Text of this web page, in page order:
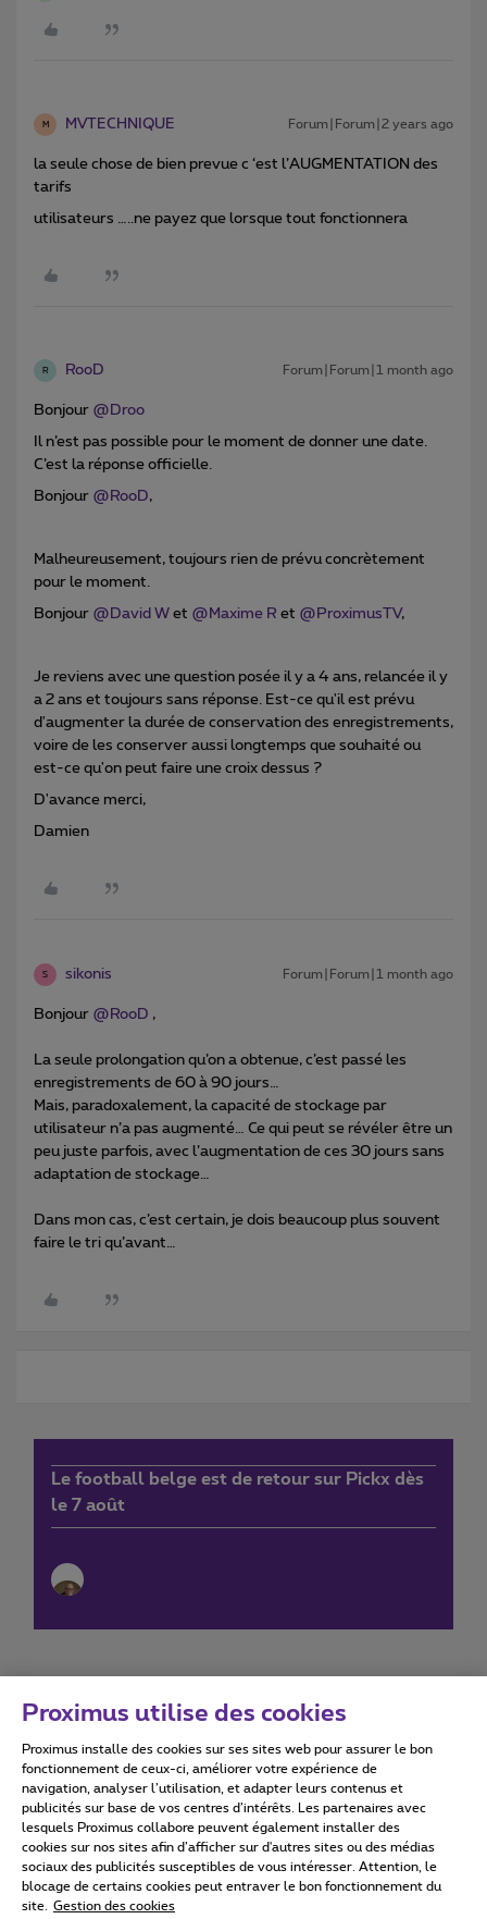
M MVTECHNIQUE Forum|Forum|2 years ago
la seule chose de bien prevue c ‘est l’AUGMENTATION des
tarifs
utilisateurs …..ne payez que lorsque tout fonctionnera
R RooD Forum|Forum|1 month ago
Bonjour @Droo
Il n’est pas possible pour le moment de donner une date.
C’est la réponse officielle.
Bonjour @RooD,
Malheureusement, toujours rien de prévu concrètement
pour le moment.
Bonjour ​ @David W et ​ @Maxime R et ​ @ProximusTV,
Je reviens avec une question posée il y a 4 ans, relancée il y
a 2 ans et toujours sans réponse. Est-ce qu'il est prévu
d'augmenter la durée de conservation des enregistrements,
voire de les conserver aussi longtemps que souhaité ou
est-ce qu'on peut faire une croix dessus ?
D'avance merci,
Damien
S sikonis Forum|Forum|1 month ago
Bonjour ​ @RooD ,
La seule prolongation qu’on a obtenue, c’est passé les
enregistrements de 60 à 90 jours…
Mais, paradoxalement, la capacité de stockage par
utilisateur n’a pas augmenté… Ce qui peut se révéler être un
peu juste parfois, avec l’augmentation de ces 30 jours sans
adaptation de stockage…
Dans mon cas, c’est certain, je dois beaucoup plus souvent
faire le tri qu’avant…
Le football belge est de retour sur Pickx dès
le 7 août
Conditions d'utilisation Accessibility statement
Tous droits réservés. © 2026
Conditions générales, info consommateur
Proximus utilise des cookies
Proximus installe des cookies sur ses sites web pour assurer le bon
fonctionnement de ceux-ci, améliorer votre expérience de
navigation, analyser l’utilisation, et adapter leurs contenus et
publicités sur base de vos centres d’intérêts. Les partenaires avec
lesquels Proximus collabore peuvent également installer des
cookies sur nos sites afin d’afficher sur d'autres sites ou des médias
sociaux des publicités susceptibles de vous intéresser. Attention, le
blocage de certains cookies peut entraver le bon fonctionnement du
site.
Gestion des cookies